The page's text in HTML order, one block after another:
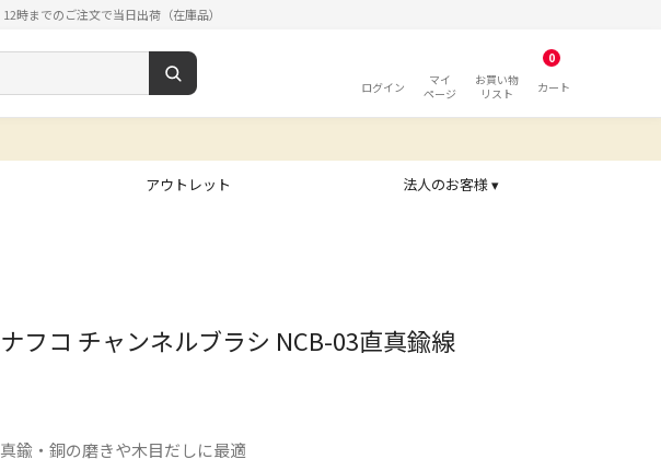
12時までのご注文で当日出荷（在庫品）
ログイン
マイ
ページ
お買い物
リスト
0
カート
アウトレット 法人のお客様 ▾
ナフコ チャンネルブラシ NCB-03直真鍮線
真鍮・銅の磨きや木目だしに最適